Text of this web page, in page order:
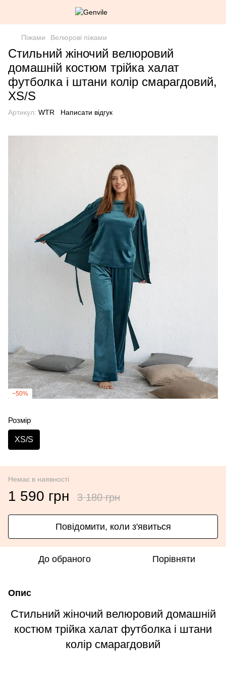
Піжами Велюрові піжами
Стильний жіночий велюровий
домашній костюм трійка халат
футболка і штани колір смарагдовий,
XS/S
Артикул: WTR Написати відгук
−50%
Розмір
XS/S
Немає в наявності
1 590 грн 3 180 грн
Повідомити, коли з'явиться
До обраного Порівняти
Опис
Стильний жіночий велюровий домашній
костюм трійка халат футболка і штани
колір смарагдовий